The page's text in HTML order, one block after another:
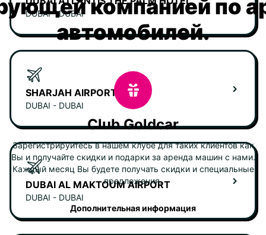
DUBAI - DUBAI
SHARJAH AIRPORT
DUBAI - DUBAI
DUBAI AL MAKTOUM AIRPORT
DUBAI - DUBAI
компанией по
автомобилей.
Club Goldcar
Зарегистрируйтесь в нашем клубе для таких клиентов как
Вы и получайте скидки и подарки за аренда машин с нами.
Каждый месяц Вы будете получать скидки и специальные
предложения.
Дополнительная информация